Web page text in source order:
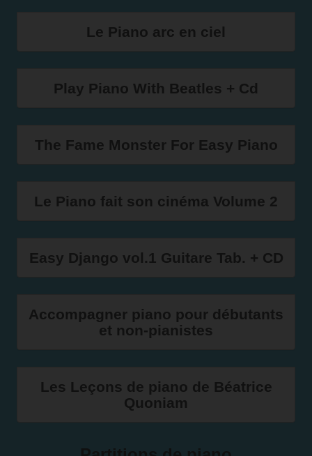
Le Piano arc en ciel
Play Piano With Beatles + Cd
The Fame Monster For Easy Piano
Le Piano fait son cinéma Volume 2
Easy Django vol.1 Guitare Tab. + CD
Accompagner piano pour débutants
et non-pianistes
Les Leçons de piano de Béatrice
Quoniam